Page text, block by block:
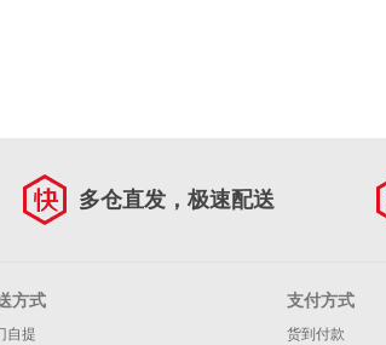
多仓直发，极速配送
方式
自提
支付方式
货到付款